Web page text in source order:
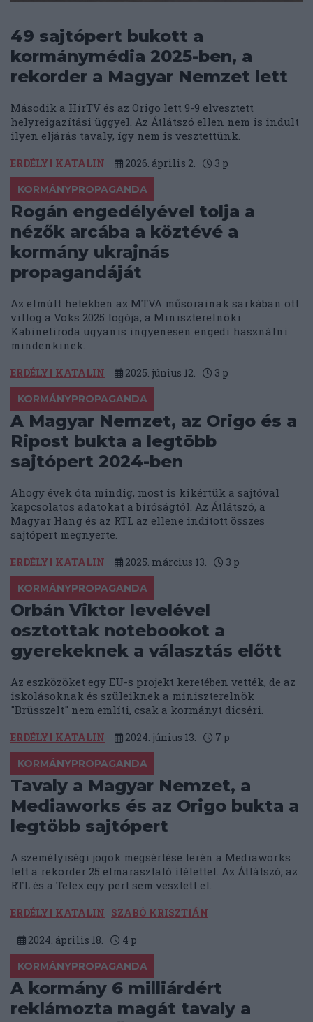
49 sajtópert bukott a
kormánymédia 2025-ben, a
rekorder a Magyar Nemzet lett
Második a HírTV és az Origo lett 9-9 elvesztett
helyreigazítási üggyel. Az Átlátszó ellen nem is indult
ilyen eljárás tavaly, így nem is vesztettünk.
ERDÉLYI KATALIN 2026. április 2. 3 p
KORMÁNYPROPAGANDA
Rogán engedélyével tolja a
nézők arcába a köztévé a
kormány ukrajnás
propagandáját
Az elmúlt hetekben az MTVA műsorainak sarkában ott
villog a Voks 2025 logója, a Miniszterelnöki
Kabinetiroda ugyanis ingyenesen engedi használni
mindenkinek.
ERDÉLYI KATALIN 2025. június 12. 3 p
KORMÁNYPROPAGANDA
A Magyar Nemzet, az Origo és a
Ripost bukta a legtöbb
sajtópert 2024-ben
Ahogy évek óta mindig, most is kikértük a sajtóval
kapcsolatos adatokat a bíróságtól. Az Átlátszó, a
Magyar Hang és az RTL az ellene indított összes
sajtópert megnyerte.
ERDÉLYI KATALIN 2025. március 13. 3 p
KORMÁNYPROPAGANDA
Orbán Viktor levelével
osztottak notebookot a
gyerekeknek a választás előtt
Az eszközöket egy EU-s projekt keretében vették, de az
iskolásoknak és szüleiknek a miniszterelnök
"Brüsszelt" nem említi, csak a kormányt dicséri.
ERDÉLYI KATALIN 2024. június 13. 7 p
KORMÁNYPROPAGANDA
Tavaly a Magyar Nemzet, a
Mediaworks és az Origo bukta a
legtöbb sajtópert
A személyiségi jogok megsértése terén a Mediaworks
lett a rekorder 25 elmarasztaló ítélettel. Az Átlátszó, az
RTL és a Telex egy pert sem vesztett el.
ERDÉLYI KATALIN SZABÓ KRISZTIÁN
2024. április 18. 4 p
KORMÁNYPROPAGANDA
A kormány 6 milliárdért
reklámozta magát tavaly a